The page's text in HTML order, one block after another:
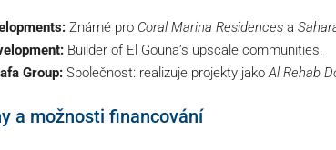
Známé pro Coral Marina Residences a
Builder of El Gouna’s upscale communities.
Group: Společnost: realizuje projekty jakoAl Rehab
a možnosti financování